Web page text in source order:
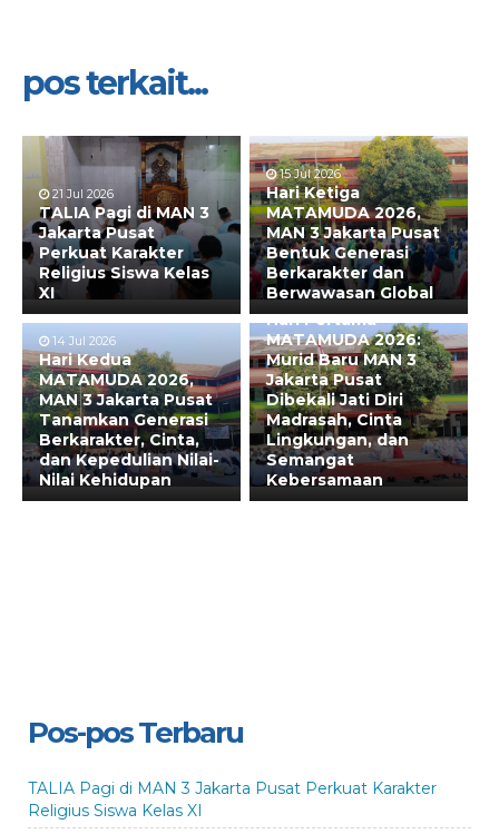
pos terkait...
21 Jul 2026
TALIA Pagi di MAN 3
Jakarta Pusat
Perkuat Karakter
Religius Siswa Kelas
XI
15 Jul 2026
Hari Ketiga
MATAMUDA 2026,
MAN 3 Jakarta Pusat
Bentuk Generasi
Berkarakter dan
Berwawasan Global
14 Jul 2026
Hari Kedua
MATAMUDA 2026,
MAN 3 Jakarta Pusat
Tanamkan Generasi
Berkarakter, Cinta,
dan Kepedulian Nilai-
Nilai Kehidupan
13 Jul 2026
Hari Pertama
MATAMUDA 2026:
Murid Baru MAN 3
Jakarta Pusat
Dibekali Jati Diri
Madrasah, Cinta
Lingkungan, dan
Semangat
Kebersamaan
Pos-pos Terbaru
TALIA Pagi di MAN 3 Jakarta Pusat Perkuat Karakter
Religius Siswa Kelas XI